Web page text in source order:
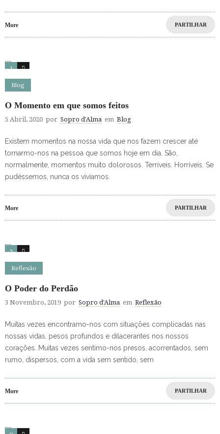
More PARTILHAR
1 5
Blog
O Momento em que somos feitos
5 Abril, 2020 por Sopro d'Alma em Blog
Existem momentos na nossa vida que nos fazem crescer até
tornarmo-nos na pessoa que somos hoje em dia. São,
normalmente, momentos muito dolorosos. Terríveis. Horríveis. Se
pudéssemos, nunca os vivíamos.
More PARTILHAR
3 6
Reflexão
O Poder do Perdão
3 Novembro, 2019 por Sopro d'Alma em Reflexão
Muitas vezes encontramo-nos com situações complicadas nas
nossas vidas, pesos profundos e dilacerantes nos nossos
corações. Muitas vezes sentimo-nos presos, acorrentados, sem
rumo, dispersos, com a vida sem sentido, sem
More PARTILHAR